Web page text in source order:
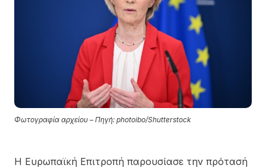
Φωτογραφία αρχείου – Πηγή: photoibo/Shutterstock
Η Ευρωπαϊκή Επιτροπή παρουσίασε την πρότασή